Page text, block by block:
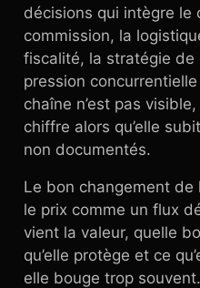
décisions qui intègre le
commission, la
fiscalité, la stratégie de
pression
chaîne n’est pas
chiffre alors qu’elle
non documentés.
Le bon changement
le prix comme un flux
vient la valeur, quelle
qu’elle protège et ce
elle bouge trop